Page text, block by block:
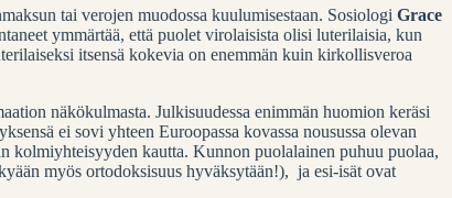
tai verojen muodossa kuulumisestaan. Sosiologi Grace
ymmärtää, että puolet virolaisista olisi luterilaisia, kun
itsensä kokevia on enemmän kuin kirkollisveroa
näkökulmasta. Julkisuudessa enimmän huomion keräsi
ei sovi yhteen Euroopassa kovassa nousussa olevan
kolmiyhteisyyden kautta. Kunnon puolalainen puhuu puolaa,
myös ortodoksisuus hyväksytään!), ja esi-isät ovat